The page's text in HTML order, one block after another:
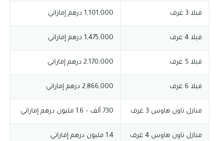
فيلا 3 غرف 1,101,000 درهم إماراتي
فيلا 4 غرف 1,475,000 درهم إماراتي
فيلا 5 غرف 2,170,000 درهم إماراتي
فيلا 6 غرف 2,866,000 درهم إماراتي
منازل تاون هاوس 3 غرف 730 ألف – 1.6 مليون درهم إماراتي
منازل تاون هاوس 4 غرف 1.4 مليون درهم إماراتي